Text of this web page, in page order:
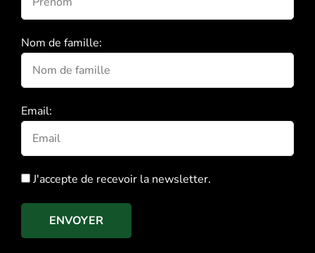
Nom de famille:
Email:
J'accepte de recevoir la newsletter.
ENVOYER